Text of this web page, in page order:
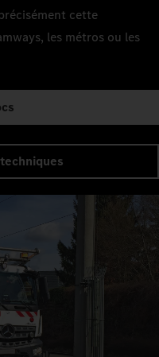
cette
les métros ou les